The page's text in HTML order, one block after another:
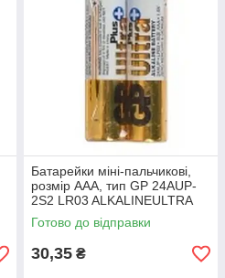
Батарейки міні-пальчикові,
розмір ААА, тип GP 24АUP-
2S2 LR03 ALKALINEULTRA
PLUS, 2шт. в спайці
Готово до відправки
30,35 ₴